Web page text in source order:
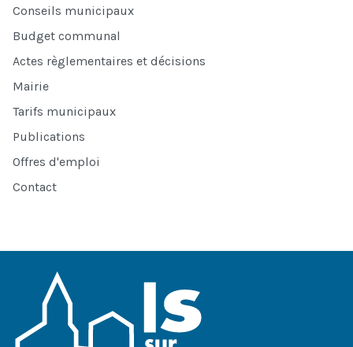
Conseils municipaux
Budget communal
Actes règlementaires et décisions
Mairie
Tarifs municipaux
Publications
Offres d'emploi
Contact